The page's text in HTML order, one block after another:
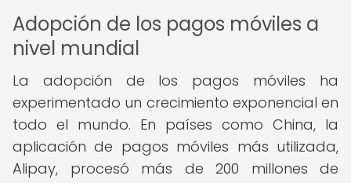
Adopción de los pagos móviles a
nivel mundial
La adopción de los pagos móviles ha
experimentado un crecimiento exponencial en
todo el mundo. En países como China, la
aplicación de pagos móviles más utilizada,
Alipay, procesó más de 200 millones de